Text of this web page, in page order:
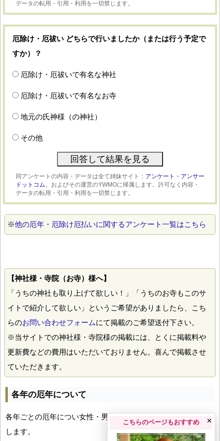
データの転用・引用・利用を一切禁じます。
厄除け・厄祓い どちらで行いましたか（または行う予定で
すか）？
厄除け・厄祓いで有名な神社
厄除け・厄祓いで有名なお寺
地元の氏神様（の神社）
その他
同アンケートの内容・データは全て姉妹サイト： アンケート・アンサー
ドットコム、 およびその運営のYWMOに帰属します。許可なく内容・
データの転用・引用・利用を一切禁じます。
※他の厄年・厄除け厄払いに関するアンケート一覧はこちら
【神社様・寺院（お寺）様へ】
「うちの神社も取り上げて欲しい！」「うちのお寺もこのサ
イトで紹介して欲しい」というご希望がありましたら、こち
らのお問い合わせフォームにて掲載のご希望送付下さい。
※当サイトでの神社様・寺院様の掲載には、とくに掲載料や
更新費などの費用はいただいておりません。喜んで掲載させ
ていただきます。
各年の厄年について
各年ごとの厄年につい女性・男性の年齢早見表とともにお伝え
します。
こちらのページもおすすめ ×